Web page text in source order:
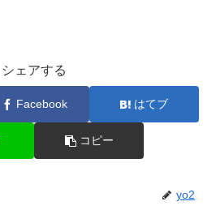
シェアする
Facebook はてブ
コピー
yo2